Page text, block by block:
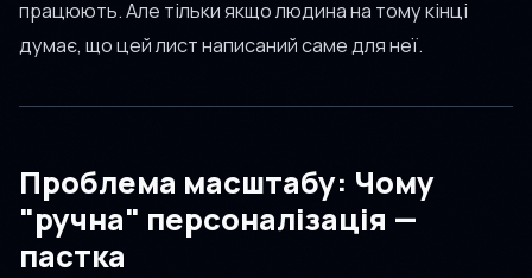
працюють. Але тільки якщо людина на тому кінці
думає, що цей лист написаний саме для неї.
Проблема масштабу: Чому
"ручна" персоналізація —
пастка